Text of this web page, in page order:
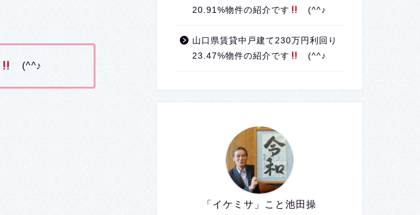
(^^♪
20.91%物件の紹介です
(^^♪
山口県賃貸中戸建て230万円利回り
23.47%物件の紹介です
(^^♪
「イケミサ」こと池田操